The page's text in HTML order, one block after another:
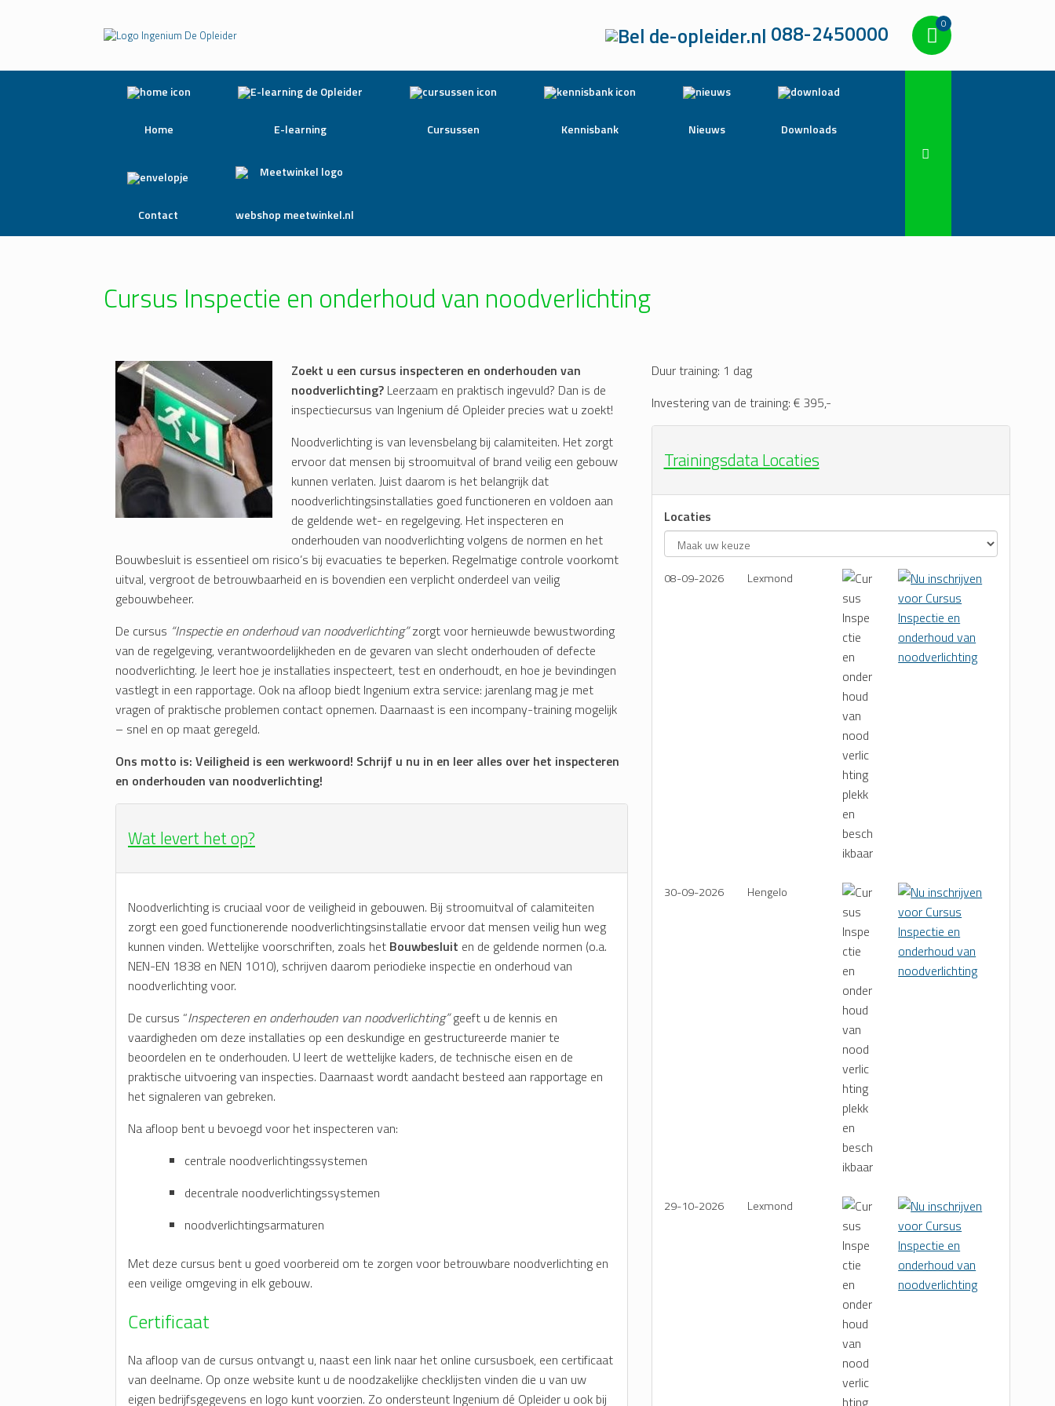
088-2450000 0
Home E-learning Cursussen Kennisbank Nieuws Downloads
Contact webshop meetwinkel.nl
Cursus Inspectie en onderhoud van noodverlichting
Zoekt u een cursus inspecteren en onderhouden van
noodverlichting? Leerzaam en praktisch ingevuld? Dan is de
inspectiecursus van Ingenium dé Opleider precies wat u zoekt!
Noodverlichting is van levensbelang bij calamiteiten. Het zorgt
ervoor dat mensen bij stroomuitval of brand veilig een gebouw
kunnen verlaten. Juist daarom is het belangrijk dat
noodverlichtingsinstallaties goed functioneren en voldoen aan
de geldende wet- en regelgeving. Het inspecteren en
onderhouden van noodverlichting volgens de normen en het
Bouwbesluit is essentieel om risico’s bij evacuaties te beperken. Regelmatige controle voorkomt
uitval, vergroot de betrouwbaarheid en is bovendien een verplicht onderdeel van veilig
gebouwbeheer.
De cursus “Inspectie en onderhoud van noodverlichting”zorgt voor hernieuwde bewustwording
van de regelgeving, verantwoordelijkheden en de gevaren van slecht onderhouden of defecte
noodverlichting. Je leert hoe je installaties inspecteert, test en onderhoudt, en hoe je bevindingen
vastlegt in een rapportage. Ook na afloop biedt Ingenium extra service: jarenlang mag je met
vragen of praktische problemen contact opnemen. Daarnaast is een incompany-training mogelijk
– snel en op maat geregeld.
Ons motto is: Veiligheid is een werkwoord! Schrijf u nu in en leer alles over het inspecteren
en onderhouden van noodverlichting!
Wat levert het op?
Noodverlichting is cruciaal voor de veiligheid in gebouwen. Bij stroomuitval of calamiteiten
zorgt een goed functionerende noodverlichtingsinstallatie ervoor dat mensen veilig hun weg
kunnen vinden. Wettelijke voorschriften, zoals het Bouwbesluit en de geldende normen (o.a.
NEN-EN 1838 en NEN 1010), schrijven daarom periodieke inspectie en onderhoud van
noodverlichting voor.
De cursus “Inspecteren en onderhouden van noodverlichting”geeft u de kennis en
vaardigheden om deze installaties op een deskundige en gestructureerde manier te
beoordelen en te onderhouden. U leert de wettelijke kaders, de technische eisen en de
praktische uitvoering van inspecties. Daarnaast wordt aandacht besteed aan rapportage en
het signaleren van gebreken.
Na afloop bent u bevoegd voor het inspecteren van:
centrale noodverlichtingssystemen
decentrale noodverlichtingssystemen
noodverlichtingsarmaturen
Met deze cursus bent u goed voorbereid om te zorgen voor betrouwbare noodverlichting en
een veilige omgeving in elk gebouw.
Certificaat
Na afloop van de cursus ontvangt u, naast een link naar het online cursusboek, een certificaat
van deelname. Op onze website kunt u de noodzakelijke checklijsten vinden die u van uw
eigen bedrijfsgegevens en logo kunt voorzien. Zo ondersteunt Ingenium dé Opleider u ook bij
Duur training: 1 dag
Investering van de training: € 395,-
Trainingsdata Locaties
Locaties
08-09-2026 Lexmond
30-09-2026 Hengelo
29-10-2026 Lexmond